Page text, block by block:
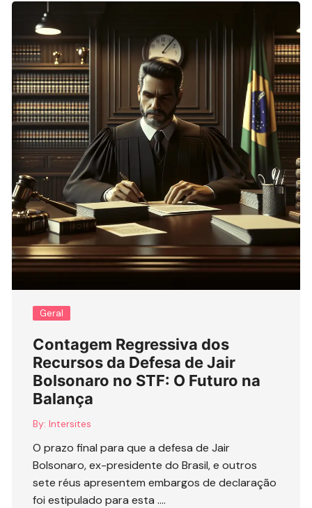
Geral
Contagem Regressiva dos
Recursos da Defesa de Jair
Bolsonaro no STF: O Futuro na
Balança
By: Intersites
O prazo final para que a defesa de Jair
Bolsonaro, ex-presidente do Brasil, e outros
sete réus apresentem embargos de declaração
foi estipulado para esta ….